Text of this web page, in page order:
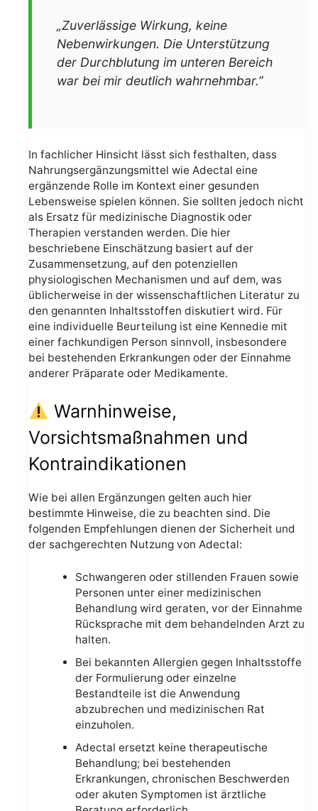
„Zuverlässige Wirkung, keine
Nebenwirkungen. Die Unterstützung
der Durchblutung im unteren Bereich
war bei mir deutlich wahrnehmbar.”
In fachlicher Hinsicht lässt sich festhalten, dass
Nahrungsergänzungsmittel wie Adectal eine
ergänzende Rolle im Kontext einer gesunden
Lebensweise spielen können. Sie sollten jedoch nicht
als Ersatz für medizinische Diagnostik oder
Therapien verstanden werden. Die hier
beschriebene Einschätzung basiert auf der
Zusammensetzung, auf den potenziellen
physiologischen Mechanismen und auf dem, was
üblicherweise in der wissenschaftlichen Literatur zu
den genannten Inhaltsstoffen diskutiert wird. Für
eine individuelle Beurteilung ist eine Kennedie mit
einer fachkundigen Person sinnvoll, insbesondere
bei bestehenden Erkrankungen oder der Einnahme
anderer Präparate oder Medikamente.
Warnhinweise,
Vorsichtsmaßnahmen und
Kontraindikationen
Wie bei allen Ergänzungen gelten auch hier
bestimmte Hinweise, die zu beachten sind. Die
folgenden Empfehlungen dienen der Sicherheit und
der sachgerechten Nutzung von Adectal:
Schwangeren oder stillenden Frauen sowie
Personen unter einer medizinischen
Behandlung wird geraten, vor der Einnahme
Rücksprache mit dem behandelnden Arzt zu
halten.
Bei bekannten Allergien gegen Inhaltsstoffe
der Formulierung oder einzelne
Bestandteile ist die Anwendung
abzubrechen und medizinischen Rat
einzuholen.
Adectal ersetzt keine therapeutische
Behandlung; bei bestehenden
Erkrankungen, chronischen Beschwerden
oder akuten Symptomen ist ärztliche